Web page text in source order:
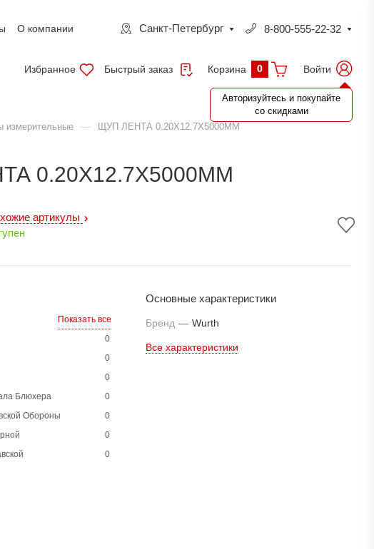
О компании Санкт-Петербург 8-800-555-22-32
Избранное Быстрый заказ Корзина 0 Войти
Авторизуйтесь и покупайте
со скидками
измерительные — ЩУП ЛЕНТА 0.20Х12.7Х5000ММ
0.20Х12.7Х5000ММ
артикулы
Показать все
0
0
0
Блюхера
0
Обороны
0
0
0
Основные характеристики
Бренд — Wurth
Все характеристики